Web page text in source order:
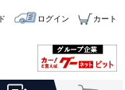
ログイン カート